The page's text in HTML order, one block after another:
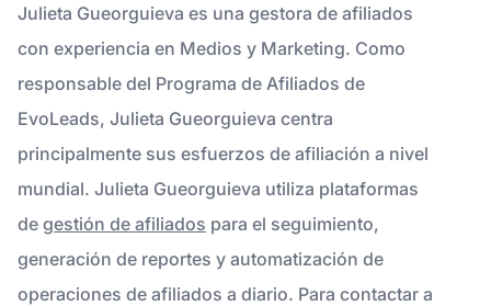
Julieta Gueorguieva es una gestora de afiliados
con experiencia en Medios y Marketing. Como
responsable del Programa de Afiliados de
EvoLeads, Julieta Gueorguieva centra
principalmente sus esfuerzos de afiliación a nivel
mundial. Julieta Gueorguieva utiliza plataformas
de gestión de afiliados para el seguimiento,
generación de reportes y automatización de
operaciones de afiliados a diario. Para contactar a